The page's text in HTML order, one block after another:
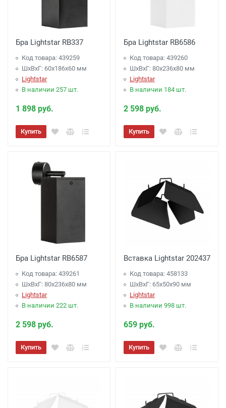
Бра Lightstar RB337
Код товара: 439259
ШхВхГ: 60x186x60 мм
Lightstar
В наличии 257 шт.
1 898 руб.
Купить
Бра Lightstar RB6586
Код товара: 439260
ШхВхГ: 80x236x80 мм
Lightstar
В наличии 184 шт.
2 598 руб.
Купить
Бра Lightstar RB6587
Код товара: 439261
ШхВхГ: 80x236x80 мм
Lightstar
В наличии 222 шт.
2 598 руб.
Купить
Вставка Lightstar 202437
Код товара: 458133
ШхВхГ: 65x50x90 мм
Lightstar
В наличии 998 шт.
659 руб.
Купить